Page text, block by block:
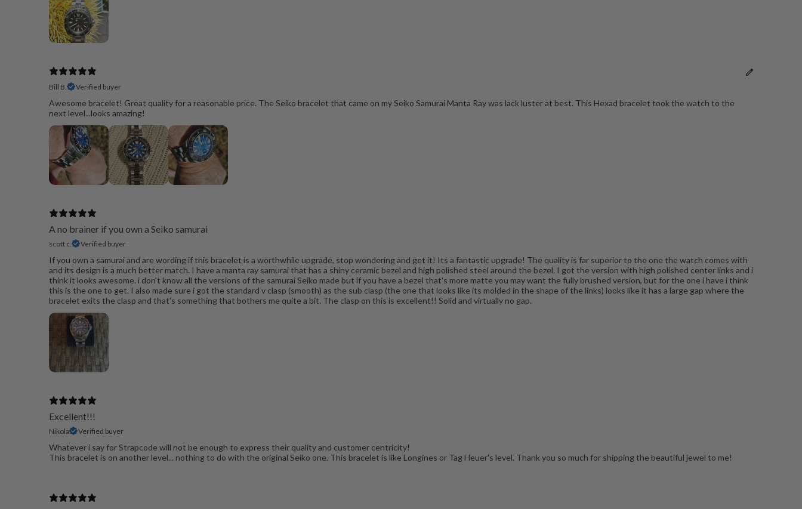
Bill B. Verified buyer
Awesome bracelet! Great quality for a reasonable price. The Seiko bracelet that came on my Seiko Samurai Manta Ray was lack luster at best. This Hexad bracelet took the watch to the
next level...looks amazing!
A no brainer if you own a Seiko samurai
scott c. Verified buyer
If you own a samurai and are wording if this bracelet is a worthwhile upgrade, stop wondering and get it! Its a fantastic upgrade! The quality is far superior to the one the watch comes with
and its design is a much better match. I have a manta ray samurai that has a shiny ceramic bezel and high polished steel around the bezel. I got the version with high polished center links and i
think it looks awesome. i don't know all the versions of the samurai Seiko made but if you have a bezel that's more matte you may want the fully brushed version, but for the one i have i think
this is the one to get. I also made sure i got the standard v clasp (smooth) as the sub clasp (the one that looks like its molded in the shape of the links) looks like it has a large gap where the
bracelet exits the clasp and that's something that bothers me quite a bit. The clasp on this is excellent!! Solid and virtually no gap.
Excellent!!!
Nikola Verified buyer
Whatever i say for Strapcode will not be enough to express their quality and customer centricity!
This bracelet is on another level... nothing to do with the original Seiko one. This bracelet is like Longines or Tag Heuer's level. Thank you so much for shipping the beautiful jewеl to me!